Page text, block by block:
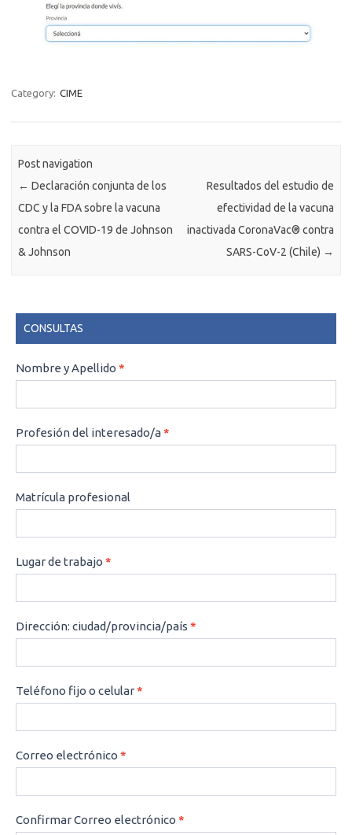
Category: CIME
Post navigation
← Declaración conjunta de los
CDC y la FDA sobre la vacuna
contra el COVID-19 de Johnson
& Johnson
Resultados del estudio de
efectividad de la vacuna
inactivada CoronaVac® contra
SARS-CoV-2 (Chile) →
CONSULTAS
CONSULTAS
Nombre y Apellido *
Profesión del interesado/a*
Matrícula profesional
Lugar de trabajo *
Dirección: ciudad/provincia/país *
Teléfono fijo o celular*
Correo electrónico *
Confirmar Correo electrónico *